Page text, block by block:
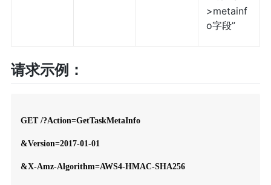
>metainf
o字段”
请求示例：
GET /?Action=GetTaskMetaInfo
&Version=2017-01-01
&X-Amz-Algorithm=AWS4-HMAC-SHA256